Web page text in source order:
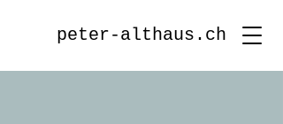
peter-althaus.ch